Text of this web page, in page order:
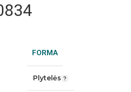
FORMA
Plytelės